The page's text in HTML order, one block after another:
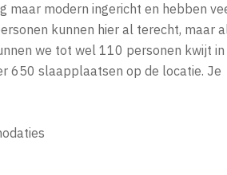
maar modern ingericht en hebben
kunnen hier al terecht, maar
we tot wel 110 personen kwijt in
650 slaapplaatsen op de locatie. Je